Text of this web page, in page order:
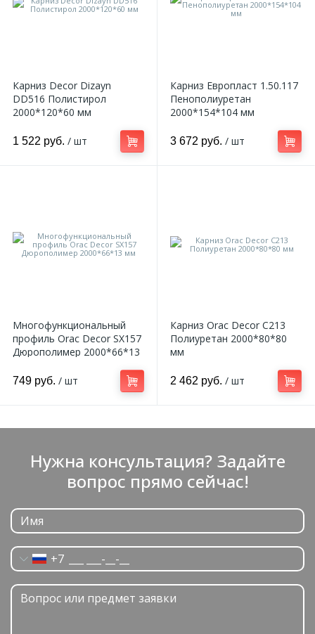
Карниз Decor Dizayn
DD516 Полистирол
2000*120*60 мм
1 522 руб. / шт
Карниз Европласт 1.50.117
Пенополиуретан
2000*154*104 мм
3 672 руб. / шт
Многофункциональный
профиль Orac Decor SX157
Дюрополимер 2000*66*13
749 руб. / шт
Карниз Orac Decor C213
Полиуретан 2000*80*80
мм
2 462 руб. / шт
Нужна консультация? Задайте
вопрос прямо сейчас!
+7